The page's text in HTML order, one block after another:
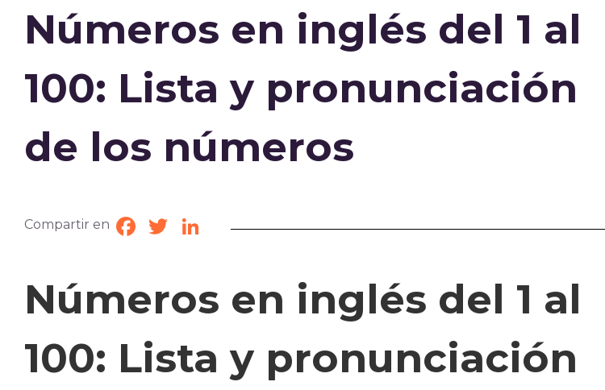
Números en inglés del 1 al
100: Lista y pronunciación
de los números
Compartir en Facebook
TwitterLinkedIn
Números en inglés del 1 al
100: Lista y pronunciación